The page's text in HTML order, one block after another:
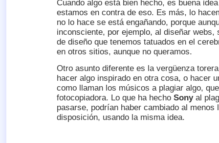
Cuando algo está bien hecho, es buena
estamos en contra de eso. Es más, lo
no lo hace se está engañando, porque
inconsciente, por ejemplo, al diseñar webs,
de diseño que tenemos tatuados en el
en otros sitios, aunque no queramos.
Otro asunto diferente es la vergüenza
hacer algo inspirado en otra cosa, o hacer
como llaman los músicos a plagiar algo,
fotocopiadora. Lo que ha hecho Sonyal
pasarse, podrían haber cambiado al menos
disposición, usando la misma idea.